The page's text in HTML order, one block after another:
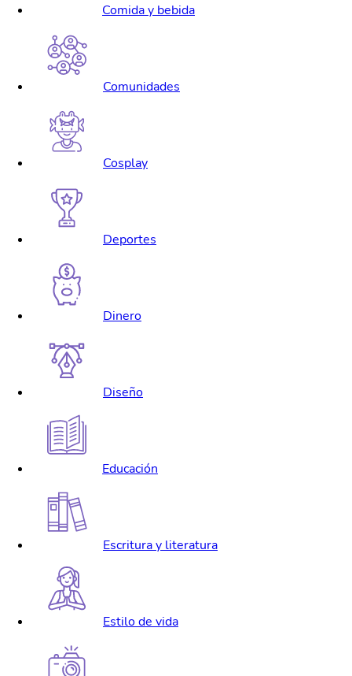
Comida y bebida
Comunidades
Cosplay
Deportes
Dinero
Diseño
Educación
Escritura y literatura
Estilo de vida